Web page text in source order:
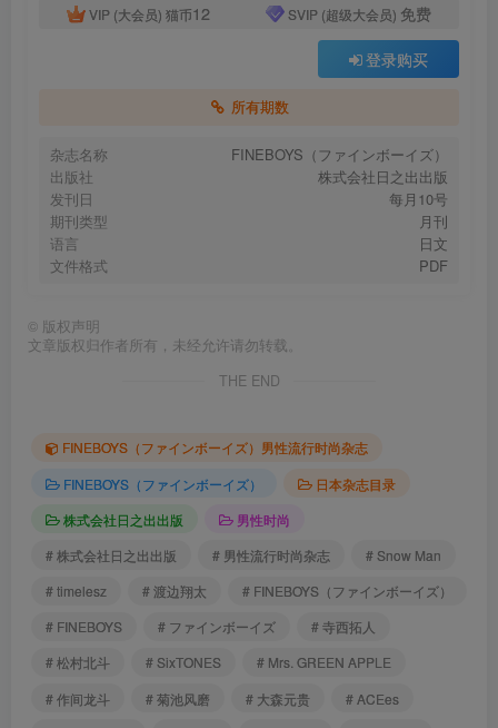
VIP (大会员) 猫币12 SVIP (超级大会员) 免费
登录购买
所有期数
杂志名称
FINEBOYS（ファインボーイズ）
出版社
株式会社日之出出版
发刊日
每月10号
期刊类型
月刊
语言
日文
文件格式
PDF
© 版权声明
文章版权归作者所有，未经允许请勿转载。
THE END
FINEBOYS（ファインボーイズ）男性流行时尚杂志
FINEBOYS（ファインボーイズ）
日本杂志目录
株式会社日之出出版
男性时尚
# 株式会社日之出出版
# 男性流行时尚杂志
# Snow Man
# timelesz
# 渡边翔太
# FINEBOYS（ファインボーイズ）
# FINEBOYS
# ファインボーイズ
# 寺西拓人
# 松村北斗
# SixTONES
# Mrs. GREEN APPLE
# 作间龙斗
# 菊池风磨 # 大森元贵
# ACEes